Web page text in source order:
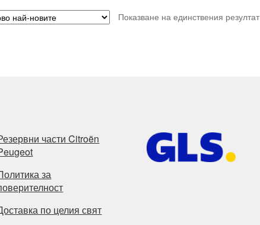
Показване на единствения резултат
части Citroën
за
по целия свят